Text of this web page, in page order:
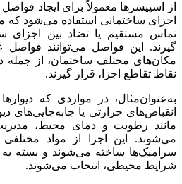
از اسپیسرها معمولاً برای ایجاد فواصل
اجزای ساختمانی استفاده می‌شود
تماس مستقیم یا تضاد بین اجزای
گیرند. این فواصل می‌توانند فواصل
مکان‌های مختلف ساختمان، از جمله در
نقاط تقاطع اجزا، قرار گیرند.
به‌عنوان‌مثال، در مواردی که
انقباض‌های حرارتی یا جابه‌جایی‌های
مانند رطوبت و دمای محیط،
می‌شوند. این اجزا از مواد مختلفی
سرامیک‌ها ساخته می‌شوند و بسته
شرایط محیطی، انتخاب می‌شوند.